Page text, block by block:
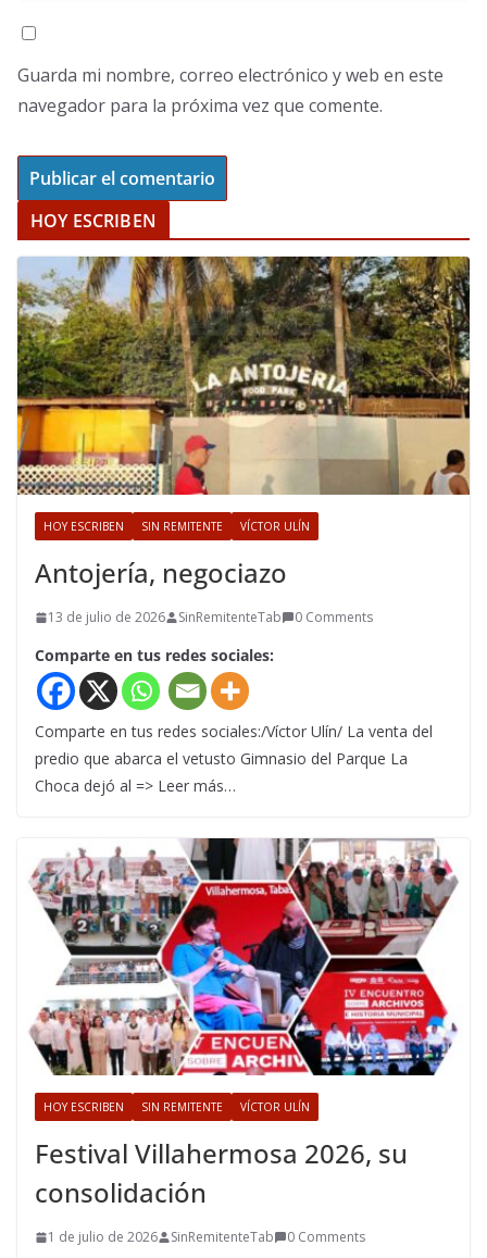
Guarda mi nombre, correo electrónico y web en este
navegador para la próxima vez que comente.
HOY ESCRIBEN
HOY ESCRIBEN SIN REMITENTE VÍCTOR ULÍN
Antojería, negociazo
13 de julio de 2026 SinRemitenteTab 0 Comments
Comparte en tus redes sociales:
Comparte en tus redes sociales:/Víctor Ulín/ La venta del
predio que abarca el vetusto Gimnasio del Parque La
Choca dejó al => Leer más…
HOY ESCRIBEN SIN REMITENTE VÍCTOR ULÍN
Festival Villahermosa 2026, su
consolidación
1 de julio de 2026 SinRemitenteTab 0 Comments